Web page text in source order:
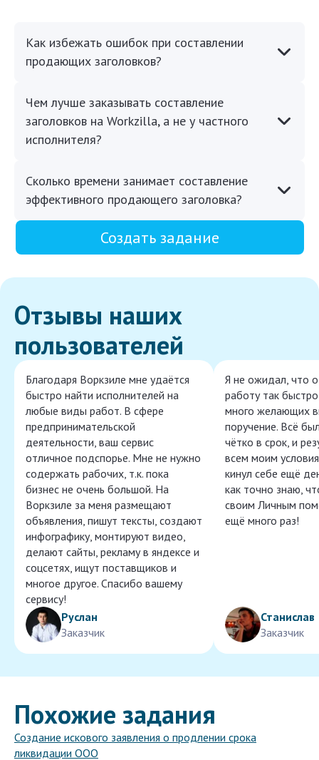
Как избежать ошибок при составлении
продающих заголовков?
Чем лучше заказывать составление
заголовков на Workzilla, а не у частного
исполнителя?
Сколько времени занимает составление
эффективного продающего заголовка?
Создать задание
Отзывы наших
пользователей
Благодаря Воркзиле мне удаётся
быстро найти исполнителей на
любые виды работ. В сфере
предпринимательской
деятельности, ваш сервис
отличное подспорье. Мне не нужно
содержать рабочих, т.к. пока
бизнес не очень большой. На
Воркзиле за меня размещают
объявления, пишут тексты, создают
инфографику, монтируют видео,
делают сайты, рекламу в яндексе и
соцсетях, ищут поставщиков и
многое другое. Спасибо вашему
сервису!
Руслан
Заказчик
Я не ожидал, что
работу так
много желающих
поручение. Всё
чётко в срок, и
всем моим
кинул себе ещё
как точно знаю,
своим Личным
ещё много раз!
Станислав
Заказчик
Похожие задания
Создание искового заявления о продлении срока
ликвидации ООО